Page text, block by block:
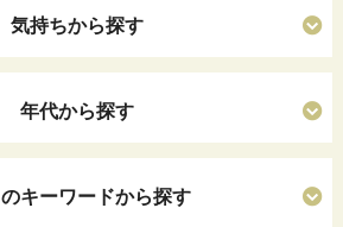
気持ちから探す
年代から探す
キーワードから探す